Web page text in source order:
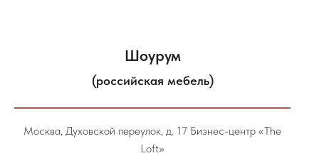
Шоурум
(российская мебель)
Москва, Духовской переулок, д. 17 Бизнес-центр «The
Loft»